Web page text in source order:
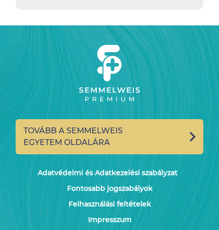
TOVÁBB A SEMMELWEIS
EGYETEM OLDALÁRA
Adatvédelmi és Adatkezelési szabályzat
Fontosabb jogszabályok
Felhasználási feltételek
Impresszum